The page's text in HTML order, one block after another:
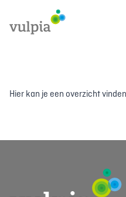
Hier kan je een overzicht